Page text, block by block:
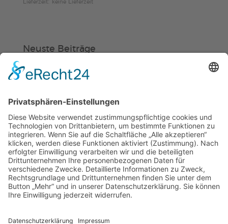
€72,00
Lieferzeit: keine Lieferzeit
Neuste Beiträge
Verein
ab 13 Uhr geschlossen
„Am Ende bekommt jeder ein
Schwimmabzeichen“
Sommercamps: Fußball, Tanz oder
Hockey